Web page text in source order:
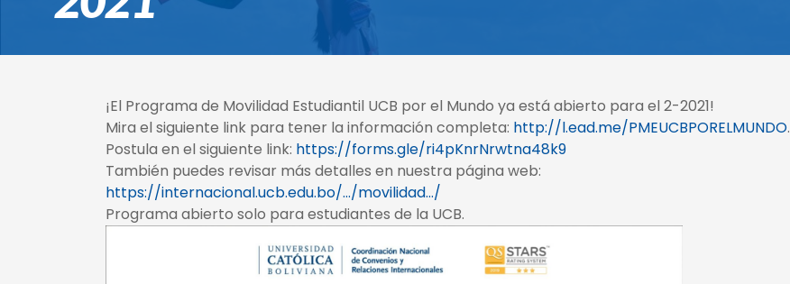
¡El Programa de Movilidad Estudiantil UCB por el Mundo ya está abierto para el 2-2021!
Mira el siguiente link para tener la información completa: http://l.ead.me/PMEUCBPORELMUNDO.
Postula en el siguiente link: https://forms.gle/ri4pKnrNrwtna48k9
También puedes revisar más detalles en nuestra página web:
https://internacional.ucb.edu.bo/…/movilidad…/
Programa abierto solo para estudiantes de la UCB.